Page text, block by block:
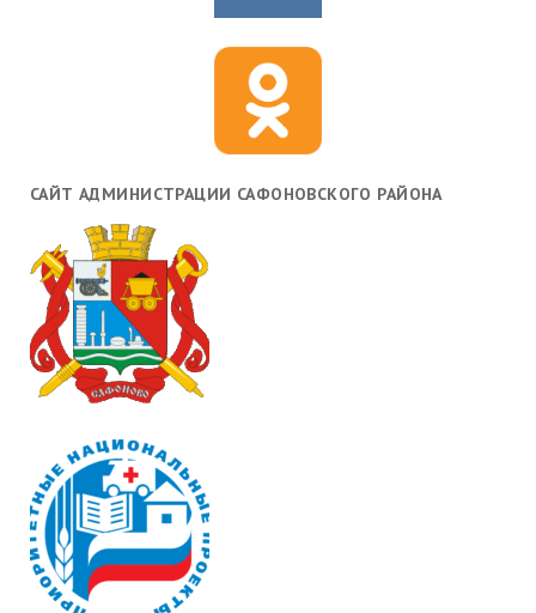
САЙТ АДМИНИСТРАЦИИ САФОНОВСКОГО РАЙОНА